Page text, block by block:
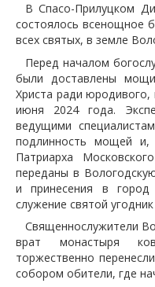
В Спасо-Прилуцком
состоялось всенощное
всех святых, в земле
Перед началом
были доставлены
Христа ради юродивого,
июня 2024 года.
ведущими
подлинность мощей и,
Патриарха
переданы в
и принесения в
служение святой
Священнослужители
врат монастыря
торжественно
собором обители, где